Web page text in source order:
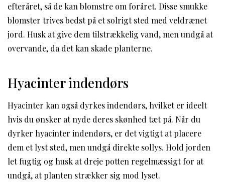
efteråret, så de kan blomstre om foråret. Disse smukke
blomster trives bedst på et solrigt sted med veldrænet
jord. Husk at give dem tilstrækkelig vand, men undgå at
overvande, da det kan skade planterne.
Hyacinter indendørs
Hyacinter kan også dyrkes indendørs, hvilket er ideelt
hvis du ønsker at nyde deres skønhed tæt på. Når du
dyrker hyacinter indendørs, er det vigtigt at placere
dem et lyst sted, men undgå direkte sollys. Hold jorden
let fugtig og husk at dreje potten regelmæssigt for at
undgå, at planten strækker sig mod lyset.